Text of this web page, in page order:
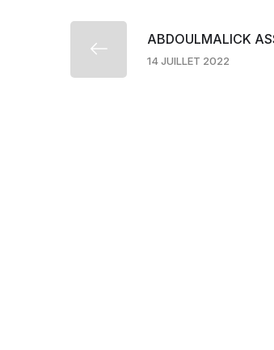
ABDOULMALICK
14 JUILLET 2022